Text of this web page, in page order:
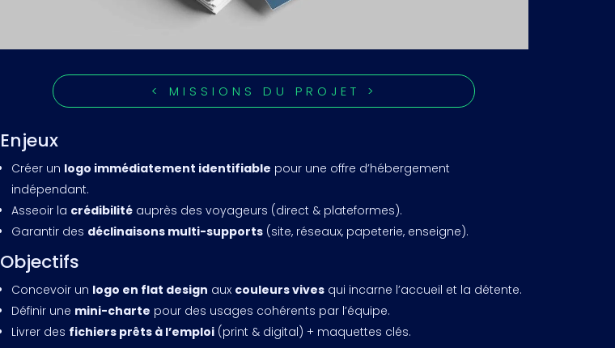
< MISSIONS DU PROJET >
Enjeux
Créer un logo immédiatement identifiable pour une offre d’hébergement
indépendant.
Asseoir la crédibilitéauprès des voyageurs (direct & plateformes).
Garantir des déclinaisons multi-supports(site, réseaux, papeterie, enseigne).
Objectifs
Concevoir un logo en flat design aux couleurs vivesqui incarne l’accueil et la détente.
Définir une mini-charte pour des usages cohérents par l’équipe.
Livrer des fichiers prêts à l’emploi(print & digital) + maquettes clés.